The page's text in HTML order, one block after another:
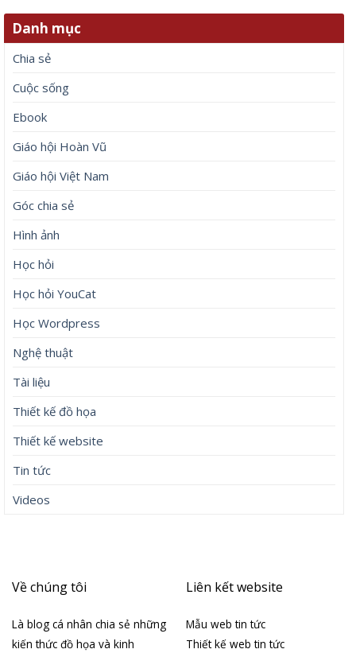
Danh mục
Chia sẻ
Cuộc sống
Ebook
Giáo hội Hoàn Vũ
Giáo hội Việt Nam
Góc chia sẻ
Hình ảnh
Học hỏi
Học hỏi YouCat
Học Wordpress
Nghệ thuật
Tài liệu
Thiết kế đồ họa
Thiết kế website
Tin tức
Videos
Về chúng tôi
Là blog cá nhân chia sẻ những
kiến thức đồ họa và kinh
Liên kết website
Mẫu web tin tức
Thiết kế web tin tức